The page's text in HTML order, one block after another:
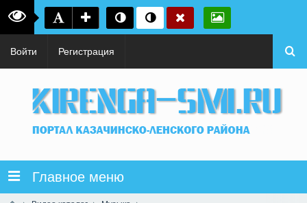
Войти Регистрация
Главное меню